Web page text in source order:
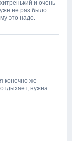
и очень
не раз было.
это надо.
конечно же
нужна